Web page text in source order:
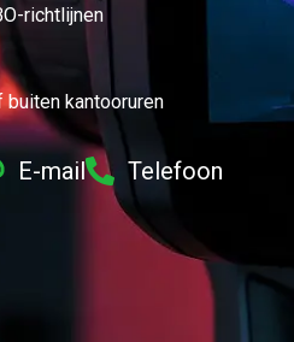
richtlijnen
kantooruren
E-mail Telefoon